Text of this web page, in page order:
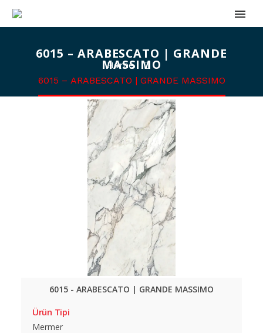
6015 – ARABESCATO | GRANDE
MASSIMO
Home
6015 – ARABESCATO | GRANDE MASSIMO
6015 - ARABESCATO | GRANDE MASSIMO
Ürün Tipi
Mermer